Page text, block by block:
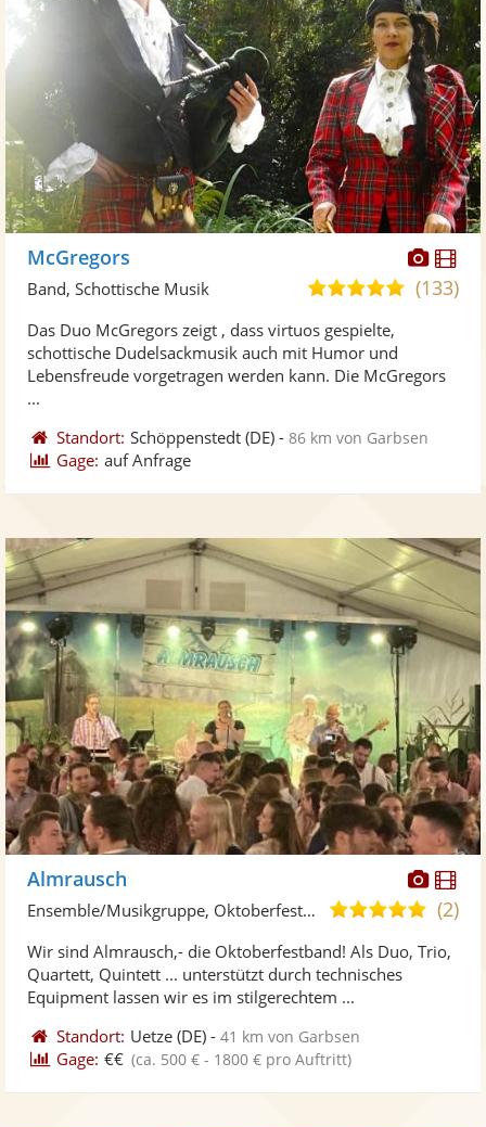
McGregors
5,0
Sternen
(133)
Band, Schottische Musik
Das Duo McGregors zeigt , dass virtuos gespielte,
schottische Dudelsackmusik auch mit Humor und
Lebensfreude vorgetragen werden kann. Die McGregors
...
Standort: Schöppenstedt (DE) -86 km von Garbsen
Gage: auf Anfrage
Fotos
Almrausch
5,0
5
(2)
Ensemble/Musikgruppe, Oktoberfestband
Wir sind Almrausch,- die Oktoberfestband! Als Duo, Trio,
Quartett, Quintett ... unterstützt durch technisches
Equipment lassen wir es im stilgerechtem ...
Standort: Uetze (DE) -41 km von Garbsen
Gage: €€ (ca. 500 € - 1800 € pro Auftritt)